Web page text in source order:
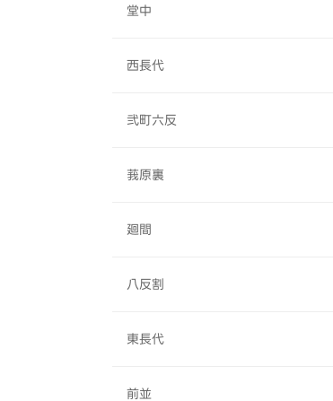
堂中
西長代
弐町六反
莪原裏
廻間
八反割
東長代
前並